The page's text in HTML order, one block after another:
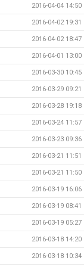
2016-04-04 14:50
2016-04-02 19:31
2016-04-02 18:47
2016-04-01 13:00
2016-03-30 10:45
2016-03-29 09:21
2016-03-28 19:18
2016-03-24 11:57
2016-03-23 09:36
2016-03-21 11:51
2016-03-21 11:50
2016-03-19 16:06
2016-03-19 08:41
2016-03-19 05:27
2016-03-18 14:20
2016-03-18 10:34